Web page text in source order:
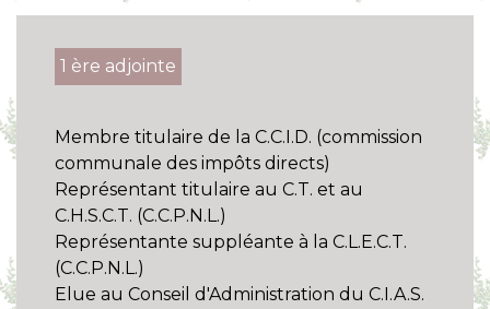
1 ère adjointe
Membre titulaire de la C.C.I.D. (commission
communale des impôts directs)
Représentant titulaire au C.T. et au
C.H.S.C.T. (C.C.P.N.L.)
Représentante suppléante à la C.L.E.C.T.
(C.C.P.N.L.)
Elue au Conseil d'Administration du C.I.A.S.